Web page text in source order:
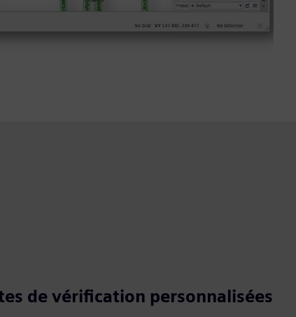
de vérification personnalisées